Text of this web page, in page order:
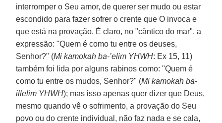
interromper o Seu amor, de querer ser mudo ou estar
escondido para fazer sofrer o crente que O invoca e
que está na provação. É claro, no "cântico do mar", a
expressão: "Quem é como tu entre os deuses,
Senhor?" (Mi kamokah ba-’elim YHWH: Ex 15, 11)
também foi lida por alguns rabinos como: "Quem é
como tu entre os mudos, Senhor?" (Mi kamokah ba-
illelim YHWH); mas isso apenas quer dizer que Deus,
mesmo quando vê o sofrimento, a provação do Seu
povo ou do crente individual, não faz nada e se cala,